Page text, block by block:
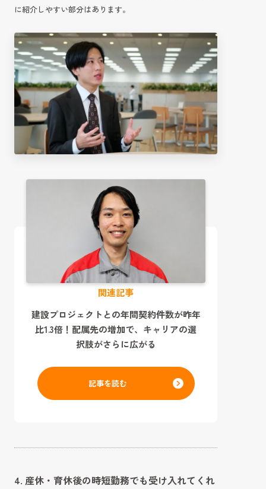
に紹介しやすい部分はあります。
関連記事
建設プロジェクトとの年間契約件数が昨年
比1.3倍！配属先の増加で、キャリアの選
択肢がさらに広がる
記事を読む
4. 産休・育休後の時短勤務でも受け入れてくれ